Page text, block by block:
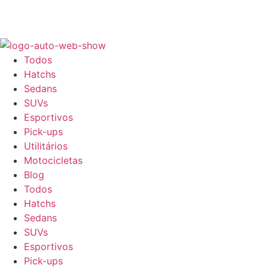
o
conteúdo
Todos
Hatchs
Sedans
SUVs
Esportivos
Pick-ups
Utilitários
Motocicletas
Blog
Todos
Hatchs
Sedans
SUVs
Esportivos
Pick-ups